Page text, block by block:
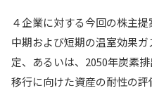
４企業に対する今回の株主
中期および短期の温室効果
定、あるいは、2050年炭素
移行に向けた資産の耐性の